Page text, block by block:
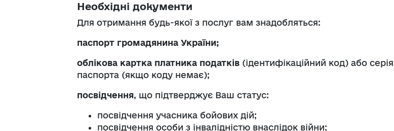
Необхідні документи
Для отримання будь-якої з послуг вам знадобляться:
паспорт громадянина України;
облікова картка платника податків (ідентифікаційний код) або
паспорта (якщо коду немає);
посвідчення, що підтверджує Ваш статус:
посвідчення учасника бойових дій;
посвідчення особи з інвалідністю внаслідок війни;